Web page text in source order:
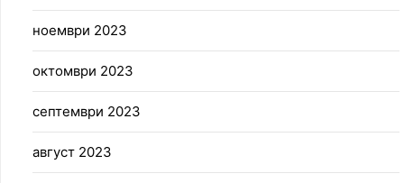
ноември 2023
октомври 2023
септември 2023
август 2023